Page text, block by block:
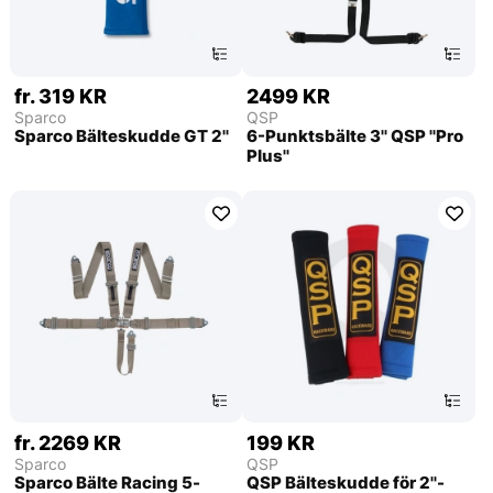
fr. 319 KR
Sparco
Sparco Bälteskudde GT 2''
2499 KR
QSP
6-Punktsbälte 3'' QSP ''Pro
Plus''
fr. 2269 KR
Sparco
Sparco Bälte Racing 5-
199 KR
QSP
QSP Bälteskudde för 2''-